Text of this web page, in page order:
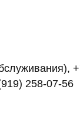
258-07-56